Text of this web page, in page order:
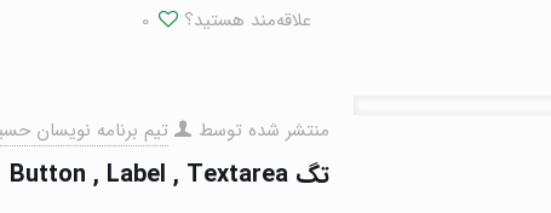
علاقه‌مند هستید؟ 0
منتشر شده توسط تیم برنامه نویسان
تگ Button , Label , Textarea